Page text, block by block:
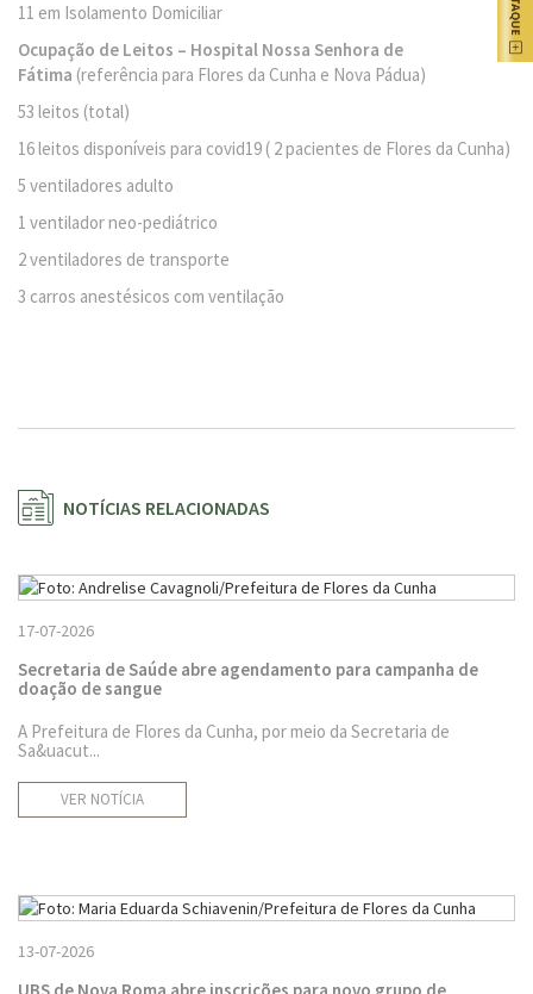
11 em Isolamento Domiciliar
Ocupação de Leitos – Hospital Nossa Senhora de
Fátima (referência para Flores da Cunha e Nova Pádua)
53 leitos (total)
16 leitos disponíveis para covid19 ( 2 pacientes de Flores da Cunha)
5 ventiladores adulto
1 ventilador neo-pediátrico
2 ventiladores de transporte
3 carros anestésicos com ventilação
NOTÍCIAS RELACIONADAS
17-07-2026
Secretaria de Saúde abre agendamento para campanha de
doação de sangue
A Prefeitura de Flores da Cunha, por meio da Secretaria de
Sa&uacut...
VER NOTÍCIA
13-07-2026